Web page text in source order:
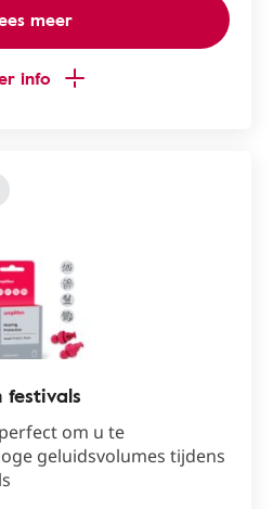
meer
info
om u te
geluidsvolumes tijdens